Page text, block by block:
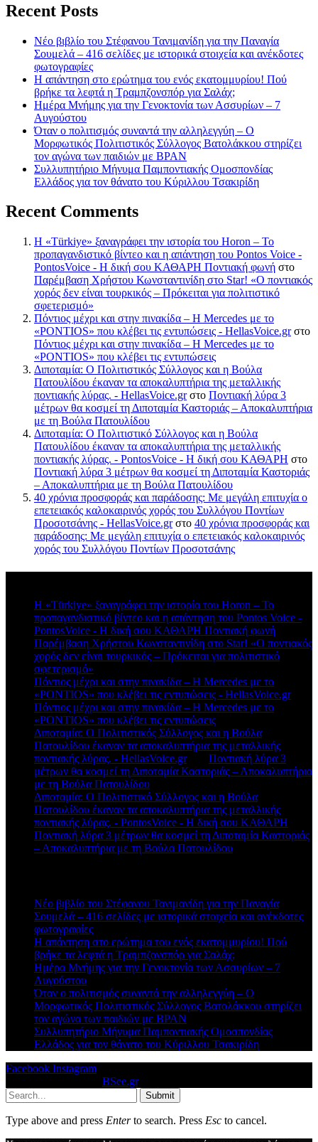
Recent Posts
Νέο βιβλίο του Στέφανου Τανιμανίδη για την Παναγία
Σουμελά – 416 σελίδες με ιστορικά στοιχεία και ανέκδοτες
φωτογραφίες
Η απάντηση στο ερώτημα του ενός εκατομμυρίου! Πού
βρήκε τα λεφτά η Τραμπζονσπόρ για Σαλάχ;
Ημέρα Μνήμης για την Γενοκτονία των Ασσυρίων – 7
Αυγούστου
Όταν ο πολιτισμός συναντά την αλληλεγγύη – Ο
Μορφωτικός Πολιτιστικός Σύλλογος Βατολάκκου στηρίζει
τον αγώνα των παιδιών με BPAN
Συλλυπητήριο Μήνυμα Παμποντιακής Ομοσπονδίας
Ελλάδος για τον θάνατο του Κύριλλου Τσακιρίδη
Recent Comments
Η «Türkiye» ξαναγράφει την ιστορία του Horon – Το
προπαγανδιστικό βίντεο και η απάντηση του Pontos Voice -
PontosVoice - H δική σου ΚΑΘΑΡΗ Ποντιακή φωνή στο
Παρέμβαση Χρήστου Κωνσταντινίδη στο Star! «Ο ποντιακός
χορός δεν είναι τουρκικός – Πρόκειται για πολιτιστικό
σφετερισμό»
Πόντιος μέχρι και στην πινακίδα – Η Mercedes με το
«PONTIOS» που κλέβει τις εντυπώσεις - HellasVoice.grστο
Πόντιος μέχρι και στην πινακίδα – Η Mercedes με το
«PONTIOS» που κλέβει τις εντυπώσεις
Διποταμία: Ο Πολιτιστικός Σύλλογος και η Βούλα
Πατουλίδου έκαναν τα αποκαλυπτήρια της μεταλλικής
ποντιακής λύρας. - HellasVoice.grστο Ποντιακή λύρα 3
μέτρων θα κοσμεί τη Διποταμία Καστοριάς – Αποκαλυπτήρια
με τη Βούλα Πατουλίδου
Διποταμία: Ο Πολιτιστικό Σύλλογος και η Βούλα
Πατουλίδου έκαναν τα αποκαλυπτήρια της μεταλλικής
ποντιακής λύρας. - PontosVoice - H δική σου ΚΑΘΑΡΗ στο
Ποντιακή λύρα 3 μέτρων θα κοσμεί τη Διποταμία Καστοριάς
– Αποκαλυπτήρια με τη Βούλα Πατουλίδου
40 χρόνια προσφοράς και παράδοσης: Με μεγάλη επιτυχία ο
επετειακός καλοκαιρινός χορός του Συλλόγου Ποντίων
Προσοτσάνης - HellasVoice.grστο 40 χρόνια προσφοράς και
παράδοσης: Με μεγάλη επιτυχία ο επετειακός καλοκαιρινός
χορός του Συλλόγου Ποντίων Προσοτσάνης
Η «Türkiye» ξαναγράφει την ιστορία του Horon – Το
προπαγανδιστικό βίντεο και η απάντηση του Pontos Voice -
PontosVoice - H δική σου ΚΑΘΑΡΗ Ποντιακή φωνή
Παρέμβαση Χρήστου Κωνσταντινίδη στο Star! «Ο ποντιακός
χορός δεν είναι τουρκικός – Πρόκειται για πολιτιστικό
σφετερισμό»
Πόντιος μέχρι και στην πινακίδα – Η Mercedes με το
«PONTIOS» που κλέβει τις εντυπώσεις - HellasVoice.grστο
Πόντιος μέχρι και στην πινακίδα – Η Mercedes με το
«PONTIOS» που κλέβει τις εντυπώσεις
Διποταμία: Ο Πολιτιστικός Σύλλογος και η Βούλα
Πατουλίδου έκαναν τα αποκαλυπτήρια της μεταλλικής
ποντιακής λύρας. - HellasVoice.grστο Ποντιακή λύρα 3
μέτρων θα κοσμεί τη Διποταμία Καστοριάς – Αποκαλυπτήρια
με τη Βούλα Πατουλίδου
Διποταμία: Ο Πολιτιστικό Σύλλογος και η Βούλα
Πατουλίδου έκαναν τα αποκαλυπτήρια της μεταλλικής
ποντιακής λύρας. - PontosVoice - H δική σου ΚΑΘΑΡΗ
Ποντιακή λύρα 3 μέτρων θα κοσμεί τη Διποταμία Καστοριάς
– Αποκαλυπτήρια με τη Βούλα Πατουλίδου
Νέο βιβλίο του Στέφανου Τανιμανίδη για την Παναγία
Σουμελά – 416 σελίδες με ιστορικά στοιχεία και ανέκδοτες
φωτογραφίες
Η απάντηση στο ερώτημα του ενός εκατομμυρίου! Πού
βρήκε τα λεφτά η Τραμπζονσπόρ για Σαλάχ;
Ημέρα Μνήμης για την Γενοκτονία των Ασσυρίων – 7
Αυγούστου
Όταν ο πολιτισμός συναντά την αλληλεγγύη – Ο
Μορφωτικός Πολιτιστικός Σύλλογος Βατολάκκου στηρίζει
τον αγώνα των παιδιών με BPAN
Συλλυπητήριο Μήνυμα Παμποντιακής Ομοσπονδίας
Ελλάδος για τον θάνατο του Κύριλλου Τσακιρίδη
Facebook Instagram
BSee.gr.
Submit
Type above and press Enterto search. Press Esc to cancel.